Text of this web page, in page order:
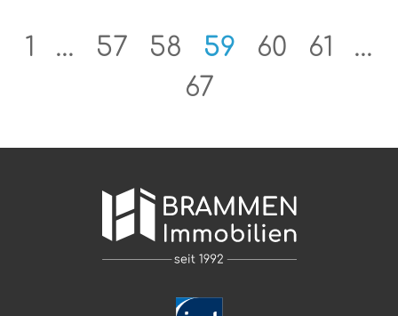
eichrechtlichen
Deutschland. Ein
Ländern bereits Usus ist,
sparen.Änderung der
Mess- und
EichverordnungIm
Februar beginnt das
1 … 57 58 59 60 61
…
67